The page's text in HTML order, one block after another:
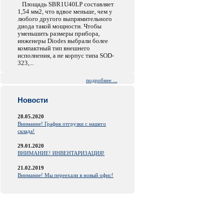
Площадь SBR1U40LP составляет
1,54 мм2, что вдвое меньше, чем у
любого другого выпрямительного
диода такой мощности. Чтобы
уменьшить размеры прибора,
инженеры Diodes выбрали более
компактный тип внешнего
исполнения, а не корпус типа SOD-
323,...
подробнее ...
Новости
28.05.2020
Внимание! График отгрузки с нашего
склада!
29.01.2020
ВНИМАНИЕ! ИНВЕНТАРИЗАЦИЯ!
21.02.2019
Внимание! Мы переехали в новый офис!